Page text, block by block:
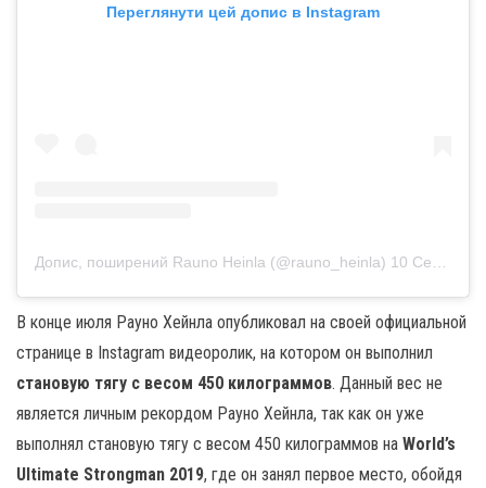
Переглянути цей допис в Instagram
Допис, поширений Rauno Heinla (@rauno_heinla) 10 Сер 2020 р. о 10:06 PDT
В конце июля Рауно Хейнла опубликовал на своей официальной
странице в Instagram видеоролик, на котором он выполнил
становую тягу с весом 450 килограммов. Данный вес не
является личным рекордом Рауно Хейнла, так как он уже
выполнял становую тягу с весом 450 килограммов на World’s
Ultimate Strongman 2019, где он занял первое место, обойдя